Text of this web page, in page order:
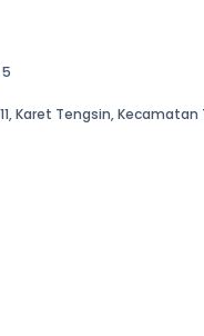
Karet Tengsin,